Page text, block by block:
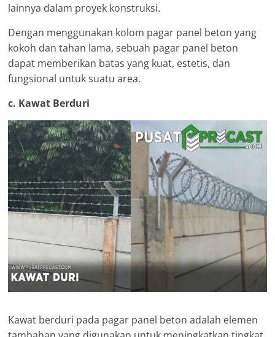
lainnya dalam proyek konstruksi.
Dengan menggunakan kolom pagar panel beton yang
kokoh dan tahan lama, sebuah pagar panel beton
dapat memberikan batas yang kuat, estetis, dan
fungsional untuk suatu area.
c. Kawat Berduri
Kawat berduri pada pagar panel beton adalah elemen